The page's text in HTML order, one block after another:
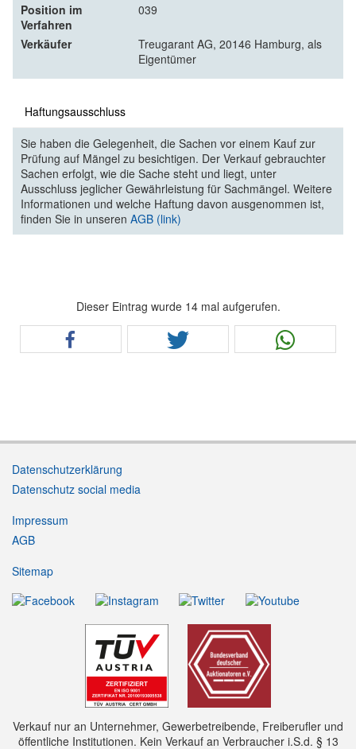
Position im
Verfahren
039
Verkäufer
Treugarant AG, 20146 Hamburg, als
Eigentümer
Haftungsausschluss
Sie haben die Gelegenheit, die Sachen vor einem Kauf zur
Prüfung auf Mängel zu besichtigen. Der Verkauf gebrauchter
Sachen erfolgt, wie die Sache steht und liegt, unter
Ausschluss jeglicher Gewährleistung für Sachmängel. Weitere
Informationen und welche Haftung davon ausgenommen ist,
finden Sie in unseren AGB (link)
Dieser Eintrag wurde 14 mal aufgerufen.
Datenschutzerklärung
Datenschutz social media
Impressum
AGB
Sitemap
Verkauf nur an Unternehmer, Gewerbetreibende, Freiberufler und
öffentliche Institutionen. Kein Verkauf an Verbraucher i.S.d. § 13